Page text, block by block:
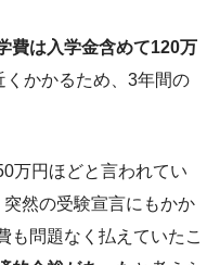
費は入学金含めて120万
くかかるため、3年間の
万円ほどと言われてい
然の受験宣言にもかか
も問題なく払えていたこ